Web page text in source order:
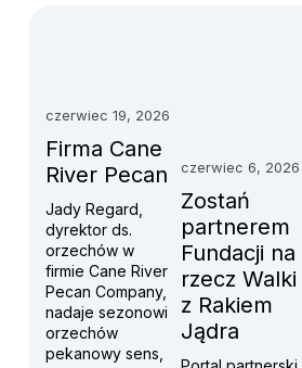
czerwiec 19, 2026
Firma Cane
River Pecan
Jady Regard,
dyrektor ds.
orzechów w
firmie Cane River
Pecan Company,
nadaje sezonowi
orzechów
pekanowy sens,
czerwiec 6, 2026
Zostań
partnerem
Fundacji na
rzecz Walki
z Rakiem
Jądra